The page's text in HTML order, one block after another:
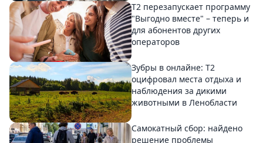
Т2 перезапускает программу
"Выгодно вместе" – теперь и
для абонентов других
операторов
Зубры в онлайне: Т2
оцифровал места отдыха и
наблюдения за дикими
животными в Ленобласти
Самокатный сбор: найдено
решение проблемы